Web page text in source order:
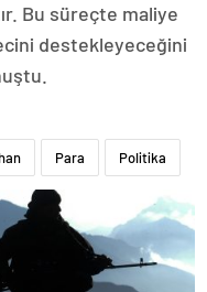
Bu süreçte maliye
destekleyeceğini
Para Politika